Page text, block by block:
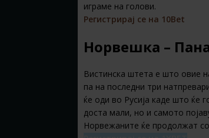
играме на голови.
Регистрирај се на 10Bet
Норвешка –
Вистинска штета е што овие
па на последни три
ќе оди во Русија каде што ќе
доста мали, но и самото
Норвежаните ќе продолжат